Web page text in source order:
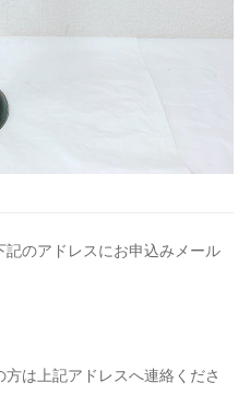
のアドレスにお申込みメール
は上記アドレスへ連絡くださ